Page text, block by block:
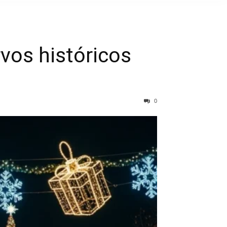
históricos
0